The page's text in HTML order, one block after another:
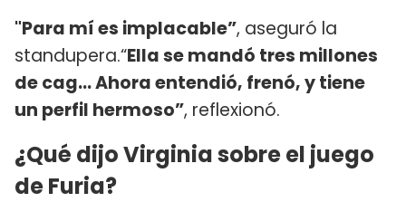
"Para mí es implacable”, aseguró la
standupera.“Ella se mandó tres millones
de cag... Ahora entendió, frenó, y tiene
un perfil hermoso”, reflexionó.
¿Qué dijo Virginia sobre el juego
de Furia?